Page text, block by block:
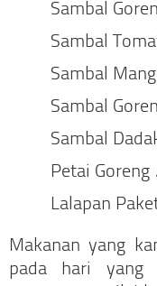
Sambal
Sambal
Sambal
Sambal
Sambal
Petai
Lalapan
Makanan yang
pada hari yang